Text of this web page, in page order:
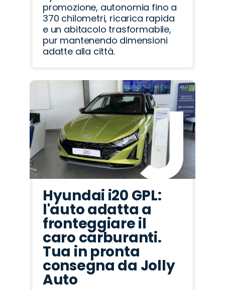
promozione, autonomia fino a
370 chilometri, ricarica rapida
e un abitacolo trasformabile,
pur mantenendo dimensioni
adatte alla città.
Hyundai i20 GPL:
l'auto adatta a
fronteggiare il
caro carburanti.
Tua in pronta
consegna da Jolly
Auto